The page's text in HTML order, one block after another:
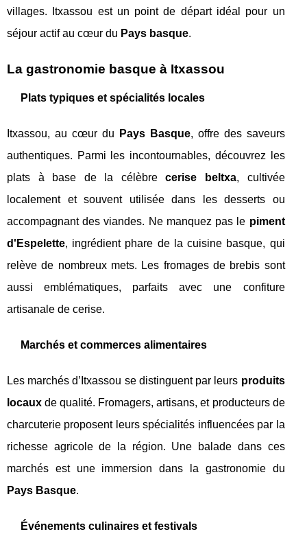
villages. Itxassou est un point de départ idéal pour un
séjour actif au cœur du Pays basque.
La gastronomie basque à Itxassou
Plats typiques et spécialités locales
Itxassou, au cœur du Pays Basque, offre des saveurs
authentiques. Parmi les incontournables, découvrez les
plats à base de la célèbrecerise beltxa, cultivée
localement et souvent utilisée dans les desserts ou
accompagnant des viandes. Ne manquez pas le piment
d'Espelette, ingrédient phare de la cuisine basque, qui
relève de nombreux mets. Les fromages de brebis sont
aussi emblématiques, parfaits avec une confiture
artisanale de cerise.
Marchés et commerces alimentaires
Les marchés d’Itxassou se distinguent par leurs produits
locaux de qualité. Fromagers, artisans, et producteurs de
charcuterie proposent leurs spécialités influencées par la
richesse agricole de la région. Une balade dans ces
marchés est une immersion dans la gastronomie du
Pays Basque.
Événements culinaires et festivals